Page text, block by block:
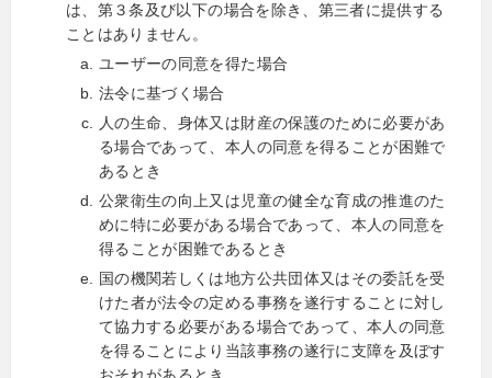
は、第３条及び以下の場合を除き、第三者に提供する
ことはありません。
ユーザーの同意を得た場合
法令に基づく場合
人の生命、身体又は財産の保護のために必要があ
る場合であって、本人の同意を得ることが困難で
あるとき
公衆衛生の向上又は児童の健全な育成の推進のた
めに特に必要がある場合であって、本人の同意を
得ることが困難であるとき
国の機関若しくは地方公共団体又はその委託を受
けた者が法令の定める事務を遂行することに対し
て協力する必要がある場合であって、本人の同意
を得ることにより当該事務の遂行に支障を及ぼす